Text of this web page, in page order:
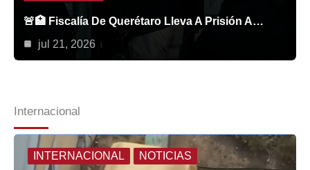
🚨🏥 Fiscalía De Querétaro Lleva A Prisión A…
jul 21, 2026
Internacional
INTERNACIONAL NOTICIAS